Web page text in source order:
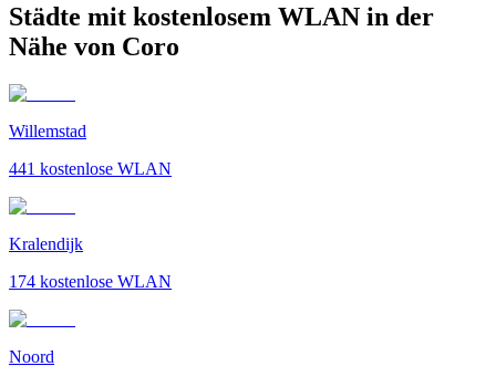
Städte mit kostenlosem WLAN in der
Nähe von Coro
Willemstad
441 kostenlose WLAN
Kralendijk
174 kostenlose WLAN
Noord